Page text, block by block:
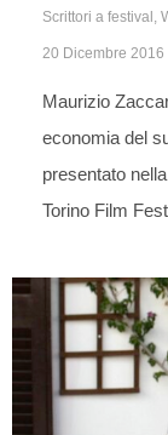
Scrittori a festival ,
20 Dicembre 2016
Maurizio
economia del
presentato
Torino Film